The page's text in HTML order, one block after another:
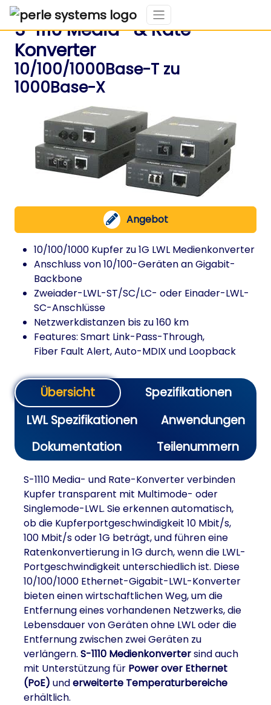
S-1110 Media- & Rate-
Konverter
10/100/1000Base-T zu
1000Base-X
Angebot
10/100/1000 Kupfer zu 1G LWL Medienkonverter
Anschluss von 10/100-Geräten an Gigabit-
Backbone
Zweiader-LWL-ST/SC/LC- oder Einader-LWL-
SC-Anschlüsse
Netzwerkdistanzen bis zu 160 km
Features: Smart Link-Pass-Through,
Fiber Fault Alert, Auto-MDIX und Loopback
Übersicht
Spezifikationen
LWL Spezifikationen
Anwendungen
Dokumentation
Teilenummern
S-1110 Media- und Rate-Konverter verbinden
Kupfer transparent mit Multimode- oder
Singlemode-LWL. Sie erkennen automatisch,
ob die Kupferportgeschwindigkeit 10 Mbit/s,
100 Mbit/s oder 1G beträgt, und führen eine
Ratenkonvertierung in 1G durch, wenn die LWL-
Portgeschwindigkeit unterschiedlich ist. Diese
10/100/1000 Ethernet-Gigabit-LWL-Konverter
bieten einen wirtschaftlichen Weg, um die
Entfernung eines vorhandenen Netzwerks, die
Lebensdauer von Geräten ohne LWL oder die
Entfernung zwischen zwei Geräten zu
verlängern. S-1110 Medienkonvertersind auch
mit Unterstützung für Power over Ethernet
(PoE) underweiterte Temperaturbereiche
erhältlich.